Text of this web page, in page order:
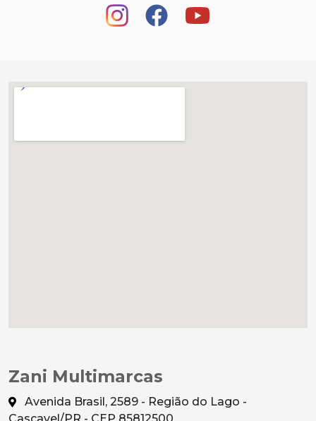
Zani Multimarcas
Avenida Brasil, 2589 - Região do Lago -
Cascavel/PR - CEP 85812500